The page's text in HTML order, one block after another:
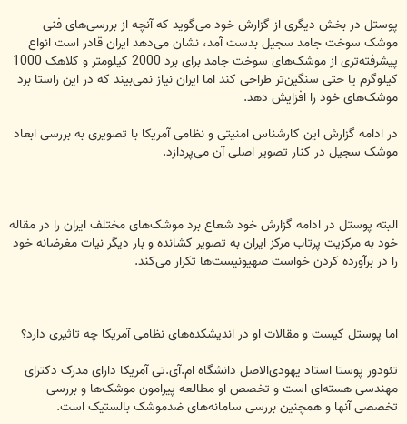
پوستل در بخش دیگری از گزارش خود می‌گوید که آنچه از بررسی‌های فنی
موشک سوخت جامد سجیل بدست آمد، نشان می‌دهد ایران قادر است انواع
پیشرفته‌تری از موشک‌های سوخت جامد برای برد 2000 کیلومتر و کلاهک 1000
کیلوگرم یا حتی سنگین‌تر طراحی کند اما ایران نیاز نمی‌بیند که در این راستا برد
موشک‌های خود را افزایش دهد.
در ادامه گزارش این کارشناس امنیتی و نظامی آمریکا با تصویری به بررسی ابعاد
موشک سجیل در کنار تصویر اصلی آن می‌پردازد.
البته پوستل در ادامه گزارش خود شعاع برد موشک‌های مختلف ایران را در مقاله
خود به مرکزیت پرتاب مرکز ایران به تصویر کشانده و بار دیگر نیات مغرضانه خود
را در برآورده کردن خواست صهیونیست‌ها تکرار می‌کند.
اما پوستل کیست و مقالات او در اندیشکده‌های نظامی آمریکا چه تاثیری دارد؟
تئودور پوستا استاد یهودی‌الاصل دانشگاه ام.آی.تی آمریکا دارای مدرک دکترای
مهندسی هسته‌ای است و تخصص او مطالعه پیرامون موشک‌ها و بررسی
تخصصی آنها و همچنین بررسی سامانه‌های ضدموشک بالستیک است.